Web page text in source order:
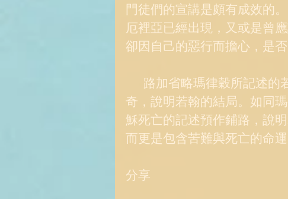
門徒們的宣講是頗有成效的
厄裡亞已經出現，又或是曾
卻因自己的惡行而擔心，是
奇，說明若翰的結局。如同
穌死亡的記述預作鋪路，說
而更是包含苦難與死亡的命運
分享